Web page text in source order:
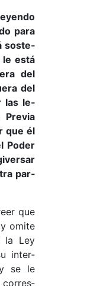
pa­ra
sos­te­
le es­tá
del
del
las le­
que él
Po­der
par­
que
omi­te
la Ley
in­ter­
se le
co­rres­